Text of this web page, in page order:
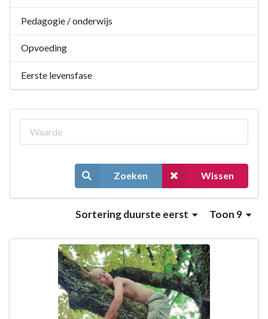
Pedagogie / onderwijs
Opvoeding
Eerste levensfase
Zoeken Wissen
Toon 9
Sorteringduurste eerst